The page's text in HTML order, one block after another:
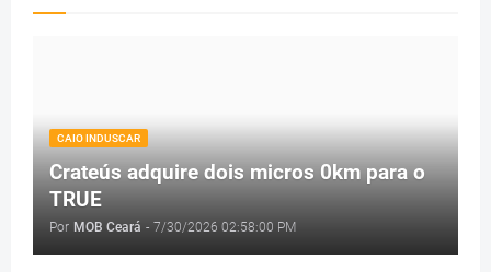
CAIO INDUSCAR
Crateús adquire dois micros 0km para o
TRUE
Por MOB Ceará - 7/30/2026 02:58:00 PM